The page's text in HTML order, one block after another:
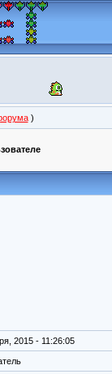
)
2015 - 11:26:05